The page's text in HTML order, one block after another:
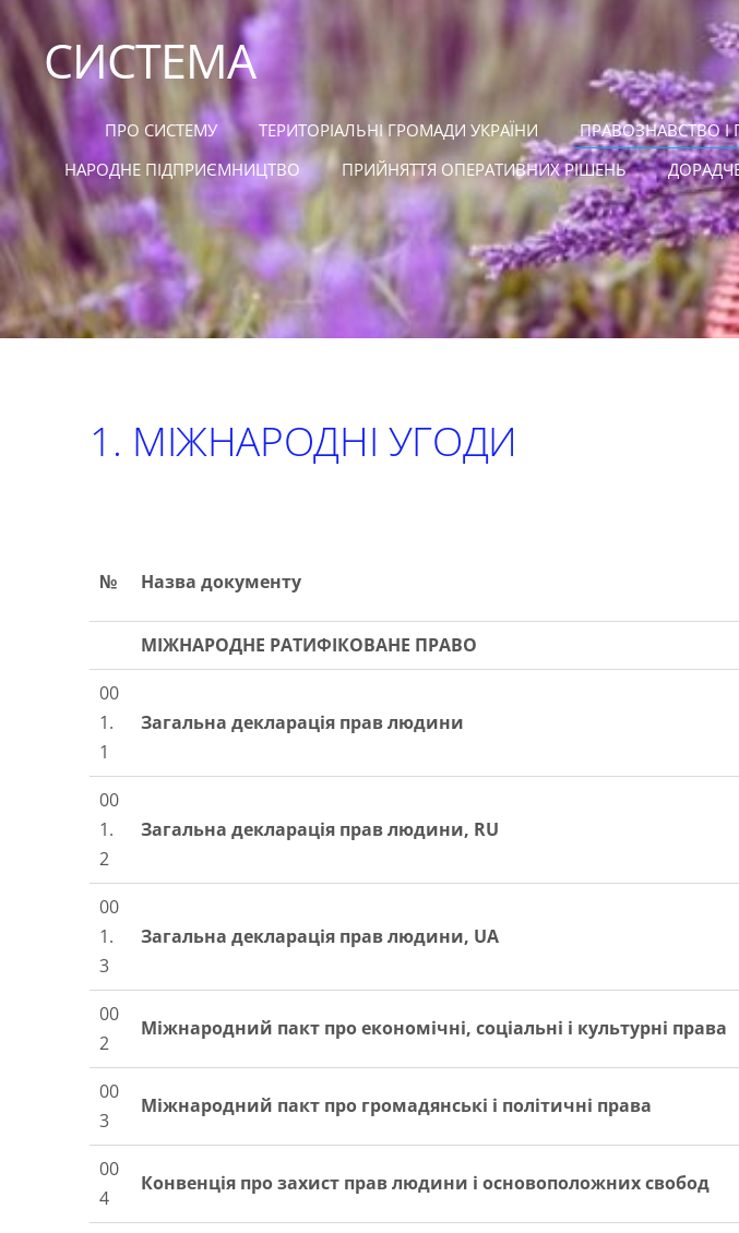
СИСТЕМА
ПРО СИСТЕМУ ТЕРИТОРІАЛЬНІ ГРОМАДИ УКРАЇНИ ПРАВОЗНАВСТВО І
НАРОДНЕ ПІДПРИЄМНИЦТВО
ПРИЙНЯТТЯ ОПЕРАТИВНИХ РІШЕНЬ
1. МІЖНАРОДНІ УГОДИ
№ Назва документу
МІЖНАРОДНЕ РАТИФІКОВАНЕ ПРАВО
00
1.
1
Загальна декларація прав людини
00
1.
2
Загальна декларація прав людини, RU
00
1.
3
Загальна декларація прав людини, UA
00
2
Міжнародний пакт проекономічні, соціальні і культурні права
00
3
Міжнародний пакт про громадянські і політичні права
00
4
Конвенція про захист прав людини і основоположних свобод